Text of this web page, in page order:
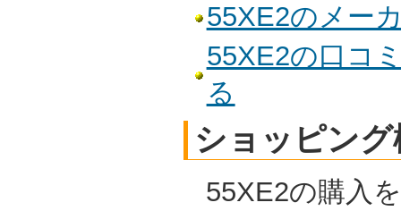
55XE2のメー
55XE2の口コ
る
ショッピング
55XE2の購入